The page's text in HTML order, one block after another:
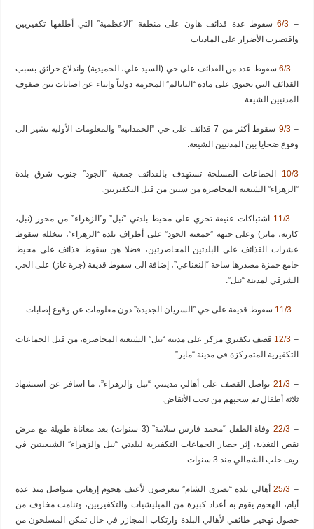
–
6/3سقوط عدة قذائف هاون على منطقة “الاعظمية” التي أطلقها تكفيريين
واقتصرت الأضرار على الماديات
–
6/3سقوط عدد من القذائف على حي (السيد علي، ‏الحميدية) واندلاع حرائق بسبب
القذائف التي تحتوي على مادة “النابالم” المحرمة دولياً وانباء عن اصابات بين صفوف
المدنيين الشيعة.
–
9/3
سقوط أكثر من 7 قذائف على حي ‫”‏الحمدانية” والمعلومات الأولية تشير الى
وقوع ضحايا بين المدنيين الشيعة.
10/3 الجماعات المسلحة تستهدف بالقذائف جمعية “الجود” جنوب شرق بلدة
‫”الزهراء” الشيعية المحاصرة من سنين من قبل التكفيريين.
–
11/3
اشتباكات عنيفة تجري على محيط بلدتي ‫”نبل” و”الزهراء” من محور (نبل،
كازية، ماير) وعلى جبهة ‫‏”جمعية الجود” على أطراف بلدة “الزهراء”، يتخلله سقوط
عشرات القذائف على البلدتين المحاصرتين، فضلا هن سقوط قذائف على محيط
جامع حمزة مصدرها ساحة “النعناعي”، إضافة الى سقوط قذيفة (جرة غاز) على الحي
الشرقي لمدينة “نبل”.
–
11/3 سقوط قذيفة على حي ‫”السريان الجديدة” دون معلومات عن وقوع إصابات.
–
12/3 قصف تكفيري مركز على مدينة “نبل” الشيعية المحاصرة، من قبل الجماعات
التكفيرية المتمركزة في مدينة “ماير”.
–
21/3تواصل القصف على أهالي مدينتي “نبل والزهراء”، ما اسافر عن استشهاد
ثلاثة أطفال تم سحبهم من تحت الأنقاض.
–
وفاة الطفل “محمد فارس سلامة” (3 سنوات) بعد معاناة طويلة مع مرض
نقص التغذية، إثر حصار الجماعات التكفيرية لبلدتي “نبل والزهراء” الشيعيتين في
ريف حلب الشمالي منذ 3 سنوات.
–
25/3أهالي بلدة “بصرى الشام” يتعرضون لأعنف هجوم إرهابي متواصل منذ عدة
أيام، الهجوم يقوم به أعداد كبيرة من الميليشيات والتكفيريين، وتنامت مخاوف من
حصول تهجير طائفي لأهالي البلدة وارتكاب المجازر في حال تمكن المسلحون من